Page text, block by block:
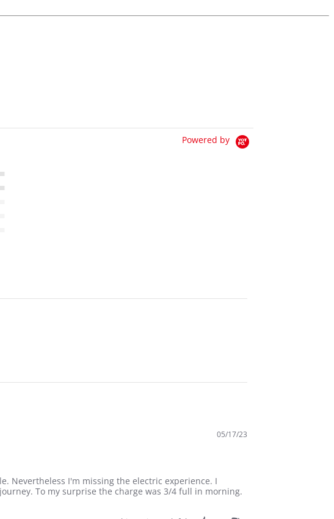
Powered by
05/17/23
Nevertheless I'm missing the electric experience. I
To my surprise the charge was 3/4 full in morning.